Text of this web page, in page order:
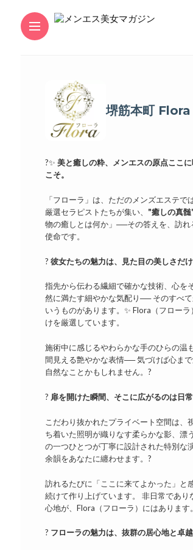
堺筋本町 Flora
?✨ 美と癒しの粋、メンエスの原点ここ
こそ。
「フローラ」は、ただのメンズエステ
厳選セラピストたちが集い、 "癒しの真髄
物の癒しとは何か」──その答えを、訪
使命です。
? 彼女たちの魅力は、見た目の美しさだけ
指先から伝わる繊細で確かな技術、心を
然に満たす細やかな気配り── そのすべ
いうものがあります。✨ Flora（フロー
けを厳選しています。
施術中に感じるやわらかな手のひらの温
間見える艶やかな表情── 気づけば心ま
自然なことかもしれません。?
?️ 扉を開けた瞬間、そこに広がるのは日
こだわり抜かれたプライベート空間は
ち着いた照明が織りなす柔らかな影、
の一つひとつが丁寧に設計された特別な
余韻をあなたに纏わせます。?
訪れるたびに「ここに来てよかった」と
続けて作り上げています。 非日常であ
心地が、Flora（フローラ）にはあります。
? フローラの魅力は、抜群の居心地と卓